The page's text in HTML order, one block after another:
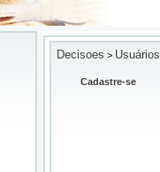
Decisoes > Usuários
Cadastre-se